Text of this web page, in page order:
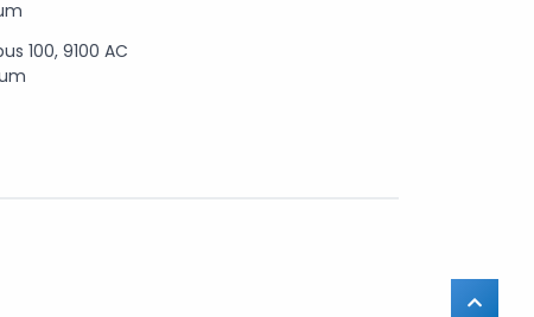
100, 9100 AC